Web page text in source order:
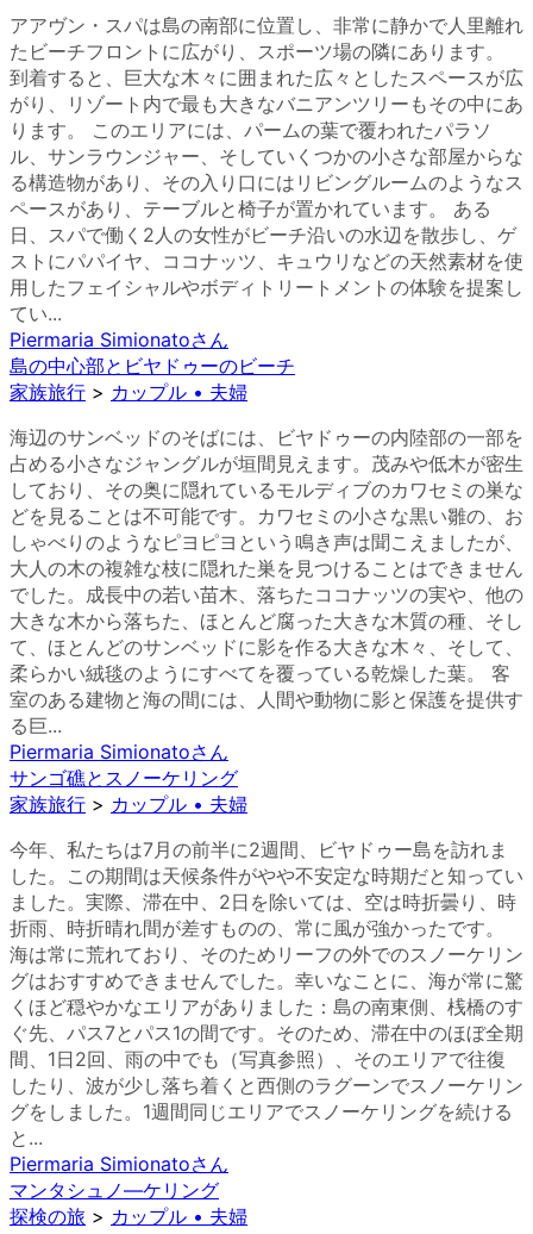
アアヴン・スパは島の南部に位置し、非常に静かで人里離れ
たビーチフロントに広がり、スポーツ場の隣にあります。
到着すると、巨大な木々に囲まれた広々としたスペースが広
がり、リゾート内で最も大きなバニアンツリーもその中にあ
ります。 このエリアには、パームの葉で覆われたパラソ
ル、サンラウンジャー、そしていくつかの小さな部屋からな
る構造物があり、その入り口にはリビングルームのようなス
ペースがあり、テーブルと椅子が置かれています。 ある
日、スパで働く2人の女性がビーチ沿いの水辺を散歩し、ゲ
ストにパパイヤ、ココナッツ、キュウリなどの天然素材を使
用したフェイシャルやボディトリートメントの体験を提案し
てい...
Piermaria Simionatoさん
島の中心部とビヤドゥーのビーチ
家族旅行 > カップル • 夫婦
海辺のサンベッドのそばには、ビヤドゥーの内陸部の一部を
占める小さなジャングルが垣間見えます。茂みや低木が密生
しており、その奥に隠れているモルディブのカワセミの巣な
どを見ることは不可能です。カワセミの小さな黒い雛の、お
しゃべりのようなピヨピヨという鳴き声は聞こえましたが、
大人の木の複雑な枝に隠れた巣を見つけることはできません
でした。成長中の若い苗木、落ちたココナッツの実や、他の
大きな木から落ちた、ほとんど腐った大きな木質の種、そし
て、ほとんどのサンベッドに影を作る大きな木々、そして、
柔らかい絨毯のようにすべてを覆っている乾燥した葉。 客
室のある建物と海の間には、人間や動物に影と保護を提供す
る巨...
Piermaria Simionatoさん
サンゴ礁とスノーケリング
家族旅行 > カップル • 夫婦
今年、私たちは7月の前半に2週間、ビヤドゥー島を訪れま
した。この期間は天候条件がやや不安定な時期だと知ってい
ました。実際、滞在中、2日を除いては、空は時折曇り、時
折雨、時折晴れ間が差すものの、常に風が強かったです。
海は常に荒れており、そのためリーフの外でのスノーケリン
グはおすすめできませんでした。幸いなことに、海が常に驚
くほど穏やかなエリアがありました：島の南東側、桟橋のす
ぐ先、パス7とパス1の間です。そのため、滞在中のほぼ全期
間、1日2回、雨の中でも（写真参照）、そのエリアで往復
したり、波が少し落ち着くと西側のラグーンでスノーケリン
グをしました。1週間同じエリアでスノーケリングを続ける
と...
Piermaria Simionatoさん
マンタシュノ―ケリング
探検の旅 > カップル • 夫婦